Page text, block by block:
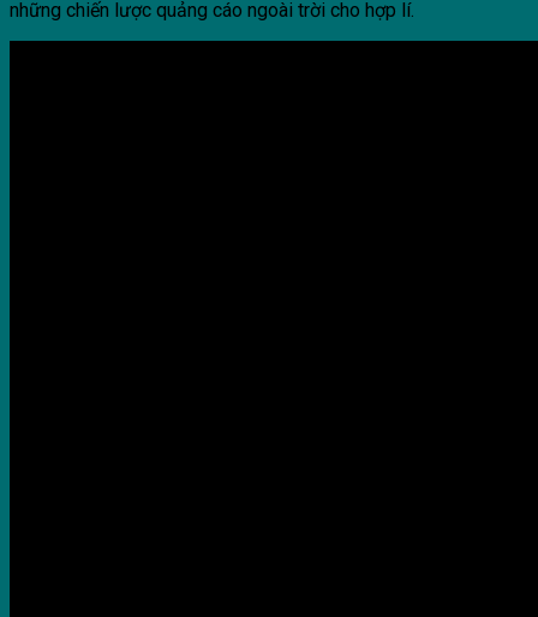
những chiến lược quảng cáo ngoài trời cho hợp lí.